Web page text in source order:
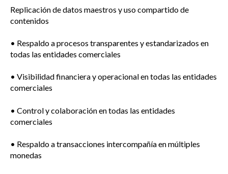
Replicación de datos maestros y uso compartido de
contenidos
• Respaldo a procesos transparentes y estandarizados en
todas las entidades comerciales
• Visibilidad financiera y operacional en todas las entidades
comerciales
• Control y colaboración en todas las entidades
comerciales
• Respaldo a transacciones intercompañía en múltiples
monedas